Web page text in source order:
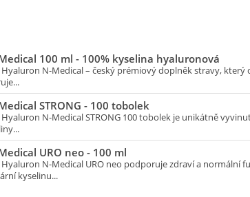
100 ml - 100% kyselina hyaluronová
N-Medical – český prémiový doplněk stravy,
STRONG - 100 tobolek
N-Medical STRONG 100 tobolek je unikátně
URO neo - 100 ml
N-Medical URO neo podporuje zdraví a normální
kyselinu...